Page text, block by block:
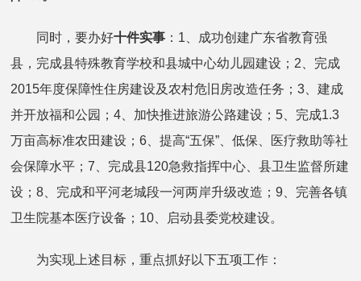
同时，要办好十件实事 ：1、成功创建广东省教育强
县，完成县特殊教育学校和县城中心幼儿园建设；2、完成
2015年度保障性住房建设及农村危旧房改造任务；3、建成
并开放福和公园；4、加快推进旅游公路建设；5、完成1.3
万亩高标准农田建设；6、提高“五保”、低保、医疗救助等社
会保障水平；7、完成县120急救指挥中心、县卫生监督所建
设；8、完成和平河老城段一河两岸升级改造；9、完善各镇
卫生院基本医疗设备；10、启动县委党校建设。
为实现上述目标，重点抓好以下五项工作：